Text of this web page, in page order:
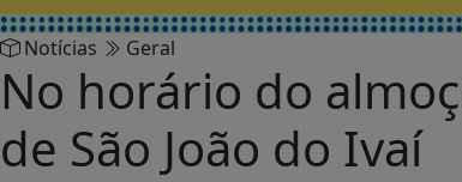
Notícias Geral
No horário do
de São João do Ivaí